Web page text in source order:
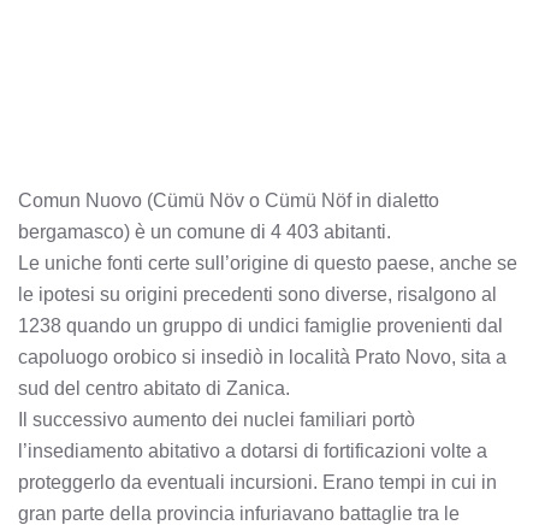
Comun Nuovo (Cümü Növ o Cümü Nöf in dialetto
bergamasco) è un comune di 4 403 abitanti.
Le uniche fonti certe sull’origine di questo paese, anche se
le ipotesi su origini precedenti sono diverse, risalgono al
1238 quando un gruppo di undici famiglie provenienti dal
capoluogo orobico si insediò in località Prato Novo, sita a
sud del centro abitato di Zanica.
Il successivo aumento dei nuclei familiari portò
l’insediamento abitativo a dotarsi di fortificazioni volte a
proteggerlo da eventuali incursioni. Erano tempi in cui in
gran parte della provincia infuriavano battaglie tra le